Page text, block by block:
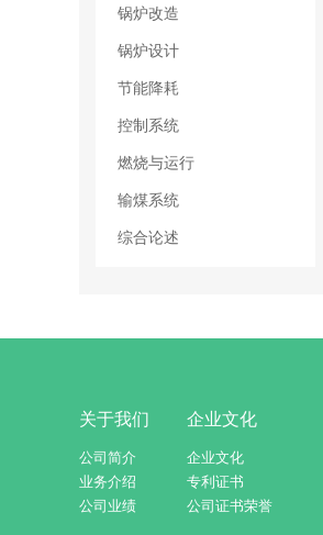
锅炉改造
锅炉设计
节能降耗
控制系统
燃烧与运行
输煤系统
综合论述
关于我们
公司简介
业务介绍
公司业绩
企业文化
企业文化
专利证书
公司证书荣誉